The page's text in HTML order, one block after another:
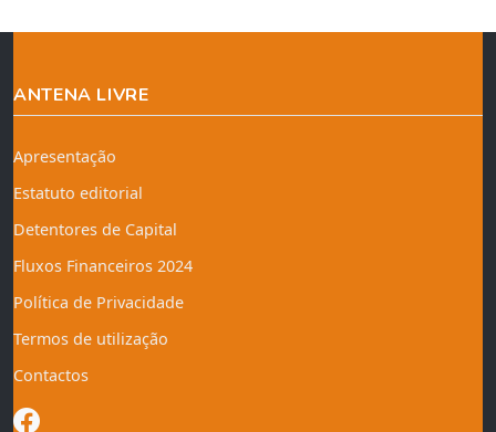
ANTENA LIVRE
Apresentação
Estatuto editorial
Detentores de Capital
Fluxos Financeiros 2024
Política de Privacidade
Termos de utilização
Contactos